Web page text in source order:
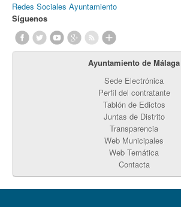
Redes Sociales Ayuntamiento
Síguenos
Ayuntamiento de Málaga
Sede Electrónica
Perfil del contratante
Tablón de Edictos
Juntas de Distrito
Transparencia
Web Municipales
Web Temática
Contacta